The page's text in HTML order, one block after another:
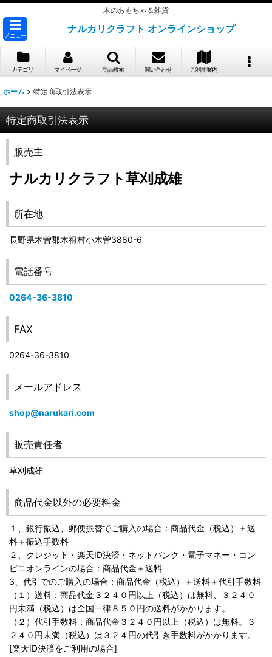
木のおもちゃ＆雑貨
メニュー
ナルカリクラフト オンラインショップ
カテゴリ マイページ 商品検索 問い合わせ ご利用案内
ホーム > 特定商取引法表示
特定商取引法表示
販売主
ナルカリクラフト草刈成雄
所在地
長野県木曽郡木祖村小木曽3880-6
電話番号
0264-36-3810
FAX
0264-36-3810
メールアドレス
shop@narukari.com
販売責任者
草刈成雄
商品代金以外の必要料金
１、銀行振込、郵便振替でご購入の場合：商品代金（税込）＋送
料＋振込手数料
２、クレジット・楽天ID決済・ネットバンク・電子マネー・コン
ビニオンラインの場合：商品代金＋送料
3、代引でのご購入の場合：商品代金（税込）＋送料＋代引手数料
（１）送料：商品代金３２４０円以上（税込）は無料、３２４０
円未満（税込）は全国一律８５０円の送料がかかります。
（２）代引手数料：商品代金３２４０円以上（税込）は無料。３
２４０円未満（税込）は３２４円の代引き手数料がかかります。
[楽天ID決済をご利用の場合]